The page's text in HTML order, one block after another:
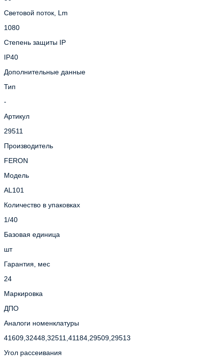
Световой поток, Lm
1080
Степень защиты IP
IP40
Дополнительные данные
Тип
-
Артикул
29511
Производитель
FERON
Модель
AL101
Количество в упаковках
1/40
Базовая единица
шт
Гарантия, мес
24
Маркировка
ДПО
Аналоги номенклатуры
41609,32448,32511,41184,29509,29513
Угол рассеивания